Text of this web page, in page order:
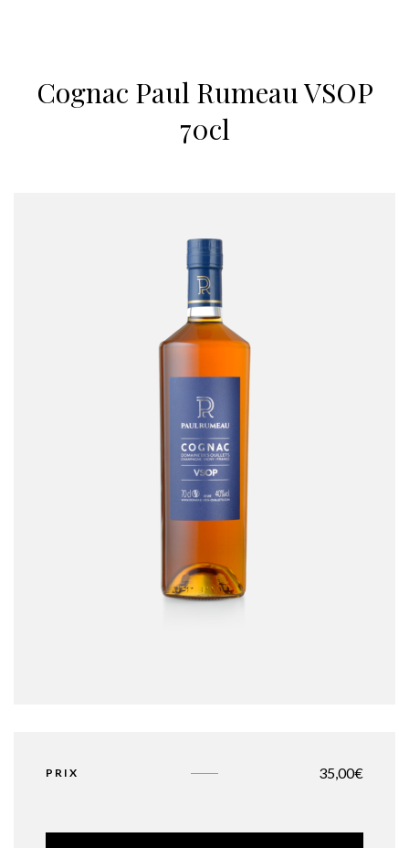
Cognac Paul Rumeau VSOP
70cl
PRIX 35,00€